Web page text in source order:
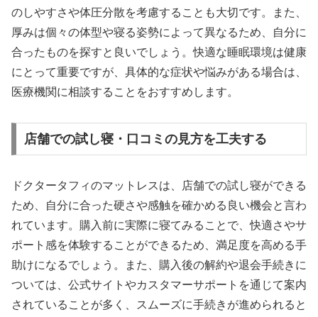
のしやすさや体圧分散を考慮することも大切です。また、
厚みは個々の体型や寝る姿勢によって異なるため、自分に
合ったものを探すと良いでしょう。快適な睡眠環境は健康
にとって重要ですが、具体的な症状や悩みがある場合は、
医療機関に相談することをおすすめします。
店舗での試し寝・口コミの見方を工夫する
ドクタータフィのマットレスは、店舗での試し寝ができる
ため、自分に合った硬さや感触を確かめる良い機会と言わ
れています。購入前に実際に寝てみることで、快適さやサ
ポート感を体験することができるため、満足度を高める手
助けになるでしょう。また、購入後の解約や退会手続きに
ついては、公式サイトやカスタマーサポートを通じて案内
されていることが多く、スムーズに手続きが進められると